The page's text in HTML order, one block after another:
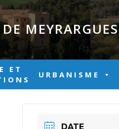
MEYRARGUES
ET
URBANISME
DATE